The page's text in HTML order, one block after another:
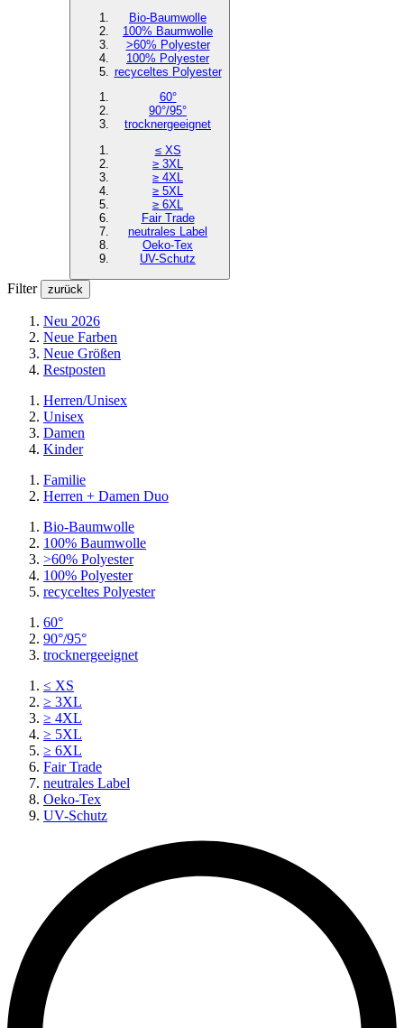
Bio-Baumwolle
100% Baumwolle
>60% Polyester
100% Polyester
recyceltes Polyester
60°
90°/95°
trocknergeeignet
≤ XS
≥ 3XL
≥ 4XL
≥ 5XL
≥ 6XL
Fair Trade
neutrales Label
Oeko-Tex
UV-Schutz
Filter zurück
Neu 2026
Neue Farben
Neue Größen
Restposten
Herren/Unisex
Unisex
Damen
Kinder
Familie
Herren + Damen Duo
Bio-Baumwolle
100% Baumwolle
>60% Polyester
100% Polyester
recyceltes Polyester
60°
90°/95°
trocknergeeignet
≤ XS
≥ 3XL
≥ 4XL
≥ 5XL
≥ 6XL
Fair Trade
neutrales Label
Oeko-Tex
UV-Schutz